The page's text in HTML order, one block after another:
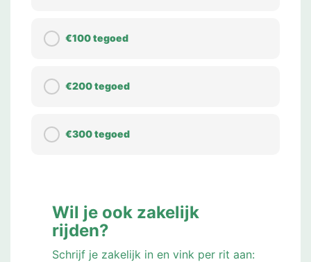
€100 tegoed
€200 tegoed
€300 tegoed
Wil je ook zakelijk
rijden?
Schrijf je zakelijk in en vink per rit aan: